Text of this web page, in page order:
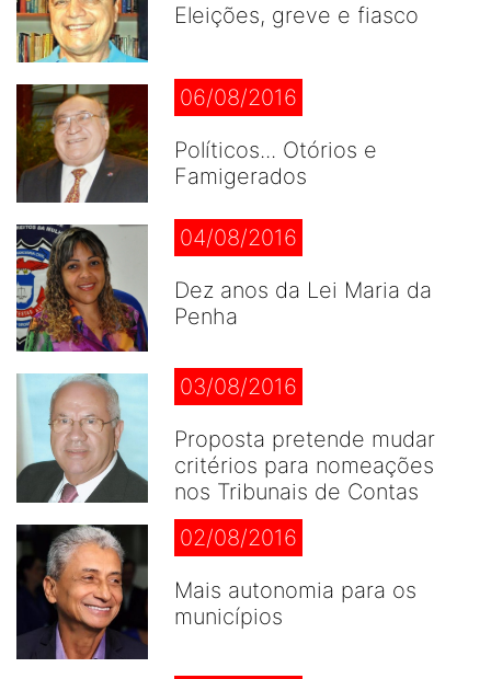
Eleições, greve e fiasco
06/08/2016
Políticos... Otórios e
Famigerados
04/08/2016
Dez anos da Lei Maria da
Penha
03/08/2016
Proposta pretende mudar
critérios para nomeações
nos Tribunais de Contas
02/08/2016
Mais autonomia para os
municípios